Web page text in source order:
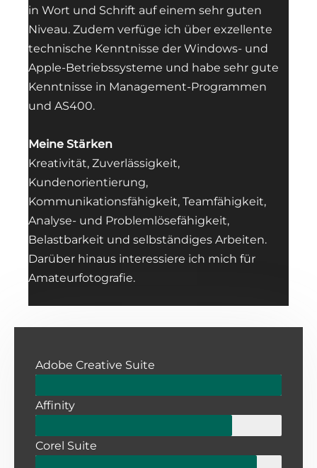
in Wort und Schrift auf einem sehr guten
Niveau. Zudem verfüge ich über exzellente
technische Kenntnisse der Windows- und
Apple-Betriebssysteme und habe sehr gute
Kenntnisse in Management-Programmen
und AS400.
Meine Stärken
Kreativität, Zuverlässigkeit,
Kundenorientierung,
Kommunikationsfähigkeit, Teamfähigkeit,
Analyse- und Problemlösefähigkeit,
Belastbarkeit und selbständiges Arbeiten.
Darüber hinaus interessiere ich mich für
Amateurfotografie.
Adobe Creative Suite
Affinity
Corel Suite